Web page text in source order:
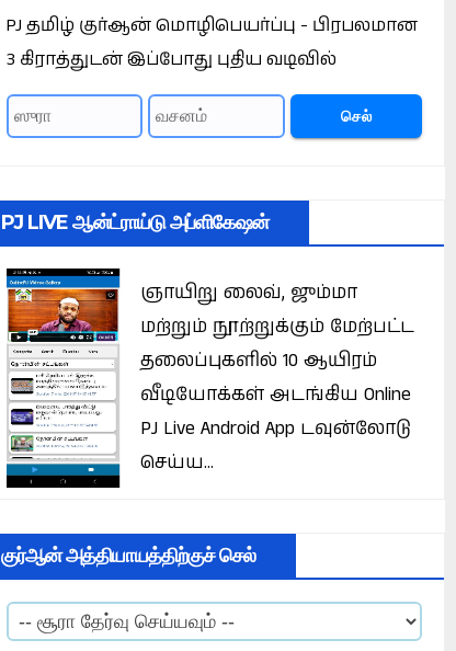
PJ தமிழ் குர்ஆன் மொழிபெயர்ப்பு - பிரபலமான
3 கிராத்துடன் இப்போது புதிய வடிவில்
செல்
PJ LIVE ஆன்ட்ராய்டு அப்ளிகேஷன்
ஞாயிறு லைவ், ஜும்மா
மற்றும் நூற்றுக்கும் மேற்பட்ட
தலைப்புகளில் 10 ஆயிரம்
வீடியோக்கள் அடங்கிய Online
PJ Live Android App டவுன்லோடு
செய்ய...
குர்ஆன் அத்தியாயத்திற்குச் செல்